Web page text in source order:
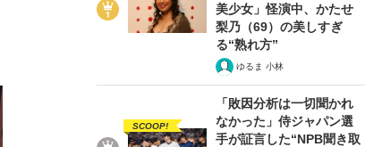
美少女」怪演中、かたせ
梨乃（69）の美しすぎ
る“熟れ方”
ゆるま 小林
SCOOP!
「敗因分析は一切聞かれ
なかった」侍ジャパン選
手が証言した“NPB聞き取